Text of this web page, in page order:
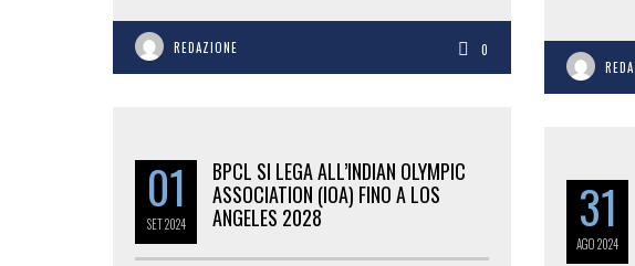
REDAZIONE 0
01
SET2024
BPCL SI LEGA ALL’INDIAN OLYMPIC
ASSOCIATION (IOA) FINO A LOS
ANGELES 2028
31
AGO2024